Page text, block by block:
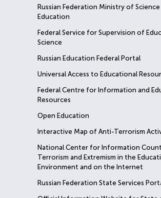
Russian Federation Ministry of
Education
Federal Service for Supervision of
Science
Russian Education Federal Portal
Universal Access to Educational
Federal Centre for Information and
Resources
Open Education
Interactive Map of Anti-Terrorism
National Center for Information
Terrorism and Extremism in the
Environment and on the Internet
Russian Federation State Services